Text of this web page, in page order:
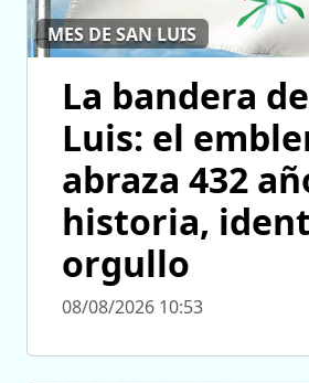
MES DE SAN LUIS
La bandera
Luis: el
abraza 432
historia,
orgullo
08/08/2026 10:53